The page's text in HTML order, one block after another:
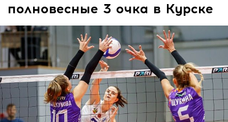
полновесные 3 очка в Курске